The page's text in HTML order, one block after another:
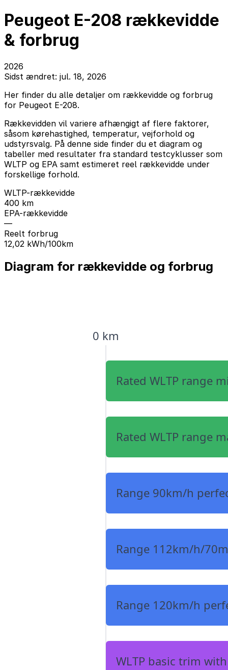
Peugeot E-208 rækkevidde
& forbrug
2026
Sidst ændret: jul. 18, 2026
Her finder du alle detaljer om rækkevidde og forbrug
for Peugeot E-208.
Rækkevidden vil variere afhængigt af flere faktorer,
såsom kørehastighed, temperatur, vejforhold og
udstyrsvalg. På denne side finder du et diagram og
tabeller med resultater fra standard testcyklusser som
WLTP og EPA samt estimeret reel rækkevidde under
forskellige forhold.
WLTP-rækkevidde
400 km
EPA-rækkevidde
—
Reelt forbrug
12,02 kWh/100km
Diagram for rækkevidde og forbrug